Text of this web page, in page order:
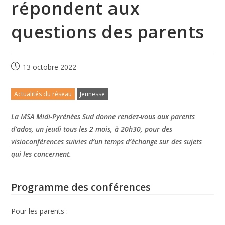
répondent aux
questions des parents
13 octobre 2022
Actualités du réseau Jeunesse
La MSA Midi-Pyrénées Sud donne rendez-vous aux parents
d’ados, un jeudi tous les 2 mois, à 20h30, pour des
visioconférences suivies d’un temps d’échange sur des sujets
qui les concernent.
Programme des conférences
Pour les parents :